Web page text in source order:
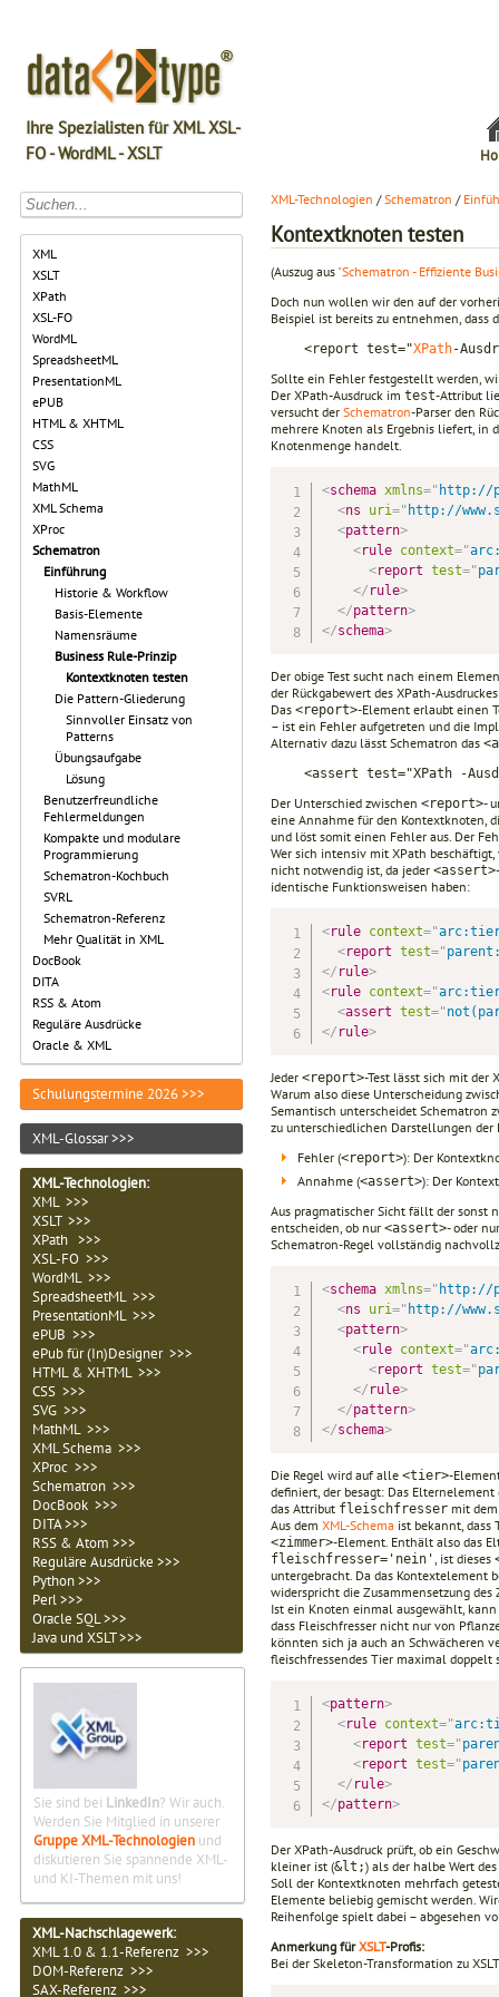
Ihre Spezialisten für XML XSL-
FO - WordML - XSLT
XML
XSLT
XPath
XSL-FO
WordML
SpreadsheetML
PresentationML
ePUB
HTML & XHTML
CSS
SVG
MathML
XML Schema
XProc
Schematron
Einführung
Historie & Workflow
Basis-Elemente
Namensräume
Business Rule-Prinzip
Kontextknoten testen
Die Pattern-Gliederung
Sinnvoller Einsatz von
Patterns
Übungsaufgabe
Lösung
Benutzerfreundliche
Fehlermeldungen
Kompakte und modulare
Programmierung
Schematron-Kochbuch
SVRL
Schematron-Referenz
Mehr Qualität in XML
DocBook
DITA
RSS & Atom
Reguläre Ausdrücke
Oracle & XML
Schulungstermine 2026 >>>
XML-Glossar >>>
XML-Technologien:
XML >>>
XSLT >>>
XPath >>>
XSL-FO >>>
WordML >>>
SpreadsheetML >>>
PresentationML >>>
ePUB >>>
ePub für (In)Designer >>>
HTML & XHTML >>>
CSS >>>
SVG >>>
MathML >>>
XML Schema >>>
XProc >>>
Schematron >>>
DocBook >>>
DITA >>>
RSS & Atom >>>
Reguläre Ausdrücke >>>
Python >>>
Perl >>>
Oracle SQL >>>
Java und XSLT >>>
Sie sind bei LinkedIn? Wir auch.
Werden Sie Mitglied in unserer
Gruppe XML-Technologien und
diskutieren Sie spannende XML-
und KI-Themen mit uns!
XML-Nachschlagewerk:
XML 1.0 & 1.1-Referenz >>>
DOM-Referenz >>>
SAX-Referenz >>>
XML-Technologien /Schematron /
Kontextknoten testen
(Auszug aus "Schematron - Effiziente
Doch nun wollen wir den auf der
Beispiel ist bereits zu entnehmen, dass
<report test="XPath-
Sollte ein Fehler festgestellt werden,
Der XPath-Ausdruck im test-Attribut
versucht der Schematron-Parser den
mehrere Knoten als Ergebnis liefert, in
Knotenmenge handelt.
<schema xmlns=" http://
<ns uri=" http://
<pattern>
<rule context="
<report test="
</ rule>
</pattern>
</schema>
Der obige Test sucht nach einem
der Rückgabewert des XPath-
Das <report>-Element erlaubt einen
– ist ein Fehler aufgetreten und die
Alternativ dazu lässt Schematron das
<assert test="XPath -
Der Unterschied zwischen <report>-
eine Annahme für den Kontextknoten,
und löst somit einen Fehler aus. Der
Wer sich intensiv mit XPath
nicht notwendig ist, da jeder <assert>
identische Funktionsweisen haben:
<rule context="
<report test="
</ rule>
<rule context="
<assert test="
</ rule>
Jeder <report>-Test lässt sich mit der
Warum also diese Unterscheidung
Semantisch unterscheidet Schematron
zu unterschiedlichen Darstellungen der
Fehler (<report>): Der
Annahme (<assert>): Der
Aus pragmatischer Sicht fällt der sonst
entscheiden, ob nur <assert>- oder
Schematron-Regel vollständig
<schema xmlns=" http://
<ns uri=" http://
<pattern>
<rule context="
<report test="
</ rule>
</pattern>
</schema>
Die Regel wird auf alle <tier>-
definiert, der besagt: Das
das Attribut fleischfresser mit
Aus dem XML-Schema ist bekannt,
<zimmer>-Element. Enthält also das
fleischfresser='nein' , ist dieses
untergebracht. Da das Kontextelement
widerspricht die Zusammensetzung
Ist ein Knoten einmal ausgewählt,
dass Fleischfresser nicht nur von
könnten sich ja auch an Schwächeren
fleischfressendes Tier maximal doppelt
<pattern>
<rule context="
<report test="
<report test="
</ rule>
</pattern>
Der XPath-Ausdruck prüft, ob ein
kleiner ist (&lt;) als der halbe Wert des
Soll der Kontextknoten mehrfach
Elemente beliebig gemischt werden.
Reihenfolge spielt dabei – abgesehen
Anmerkung fürXSLT-Profis:
Bei der Skeleton-Transformation zu